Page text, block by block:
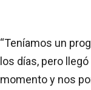
“Teníamos un
los días, pero
momento y nos